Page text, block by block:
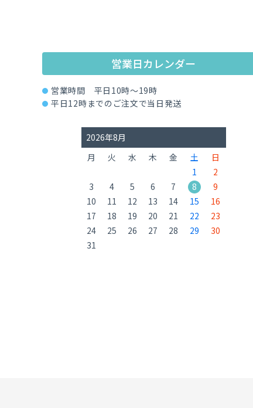
営業日カレンダー
営業時間 平日10時～19時
平日12時までのご注文で当日発送
2026年8月
月
火 水 木 金 土
日
1
2
3
4 5 6 7 8
9
10
11 12 13 14 15
16
17
18 19 20 21 22
23
24
25 26 27 28 29
30
31